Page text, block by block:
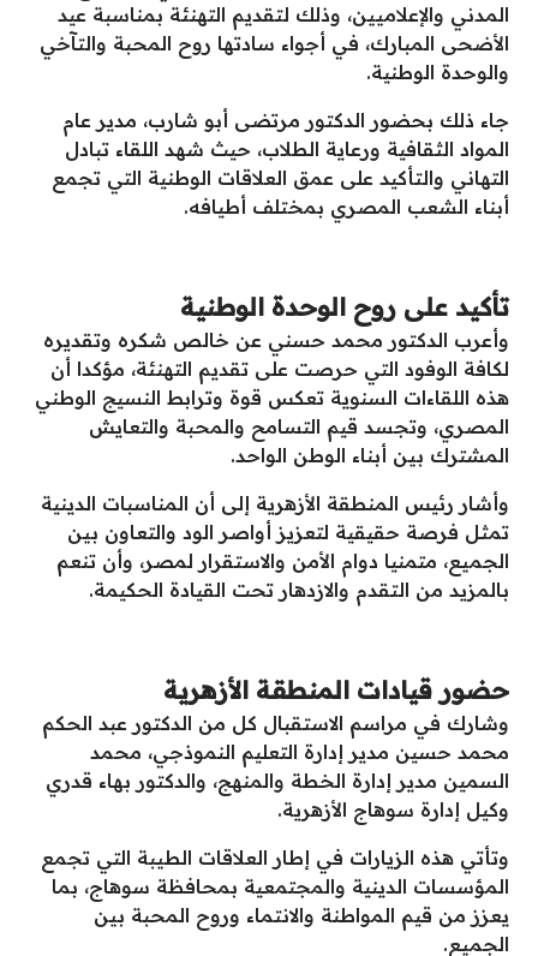
المدني والإعلاميين، وذلك لتقديم التهنئة بمناسبة عيد
الأضحى المبارك، في أجواء سادتها روح المحبة والتآخي
والوحدة الوطنية.
جاء ذلك بحضور الدكتور مرتضى أبو شارب، مدير عام
المواد الثقافية ورعاية الطلاب، حيث شهد اللقاء تبادل
التهاني والتأكيد على عمق العلاقات الوطنية التي تجمع
أبناء الشعب المصري بمختلف أطيافه.
تأكيد على روح الوحدة الوطنية
وأعرب الدكتور محمد حسني عن خالص شكره وتقديره
لكافة الوفود التي حرصت على تقديم التهنئة، مؤكدا أن
هذه اللقاءات السنوية تعكس قوة وترابط النسيج الوطني
المصري، وتجسد قيم التسامح والمحبة والتعايش
المشترك بين أبناء الوطن الواحد.
وأشار رئيس المنطقة الأزهرية إلى أن المناسبات الدينية
تمثل فرصة حقيقية لتعزيز أواصر الود والتعاون بين
الجميع، متمنيا دوام الأمن والاستقرار لمصر، وأن تنعم
بالمزيد من التقدم والازدهار تحت القيادة الحكيمة.
حضور قيادات المنطقة الأزهرية
وشارك في مراسم الاستقبال كل من الدكتور عبد الحكم
محمد حسين مدير إدارة التعليم النموذجي، محمد
السمين مدير إدارة الخطة والمنهج، والدكتور بهاء قدري
وكيل إدارة سوهاج الأزهرية.
وتأتي هذه الزيارات في إطار العلاقات الطيبة التي تجمع
المؤسسات الدينية والمجتمعية بمحافظة سوهاج، بما
يعزز من قيم المواطنة والانتماء وروح المحبة بين
الجميع.